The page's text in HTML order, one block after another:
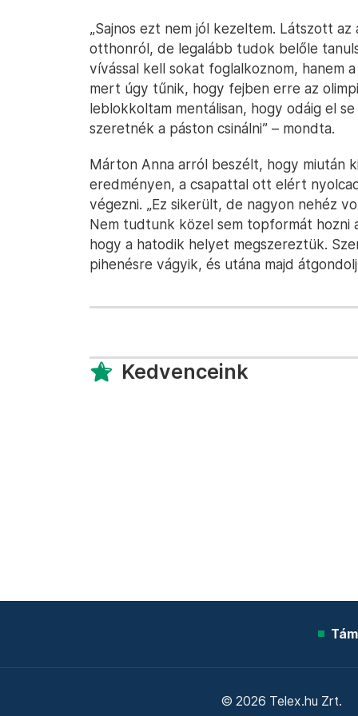
„Sajnos ezt nem jól kezeltem. Látszott
otthonról, de legalább tudok belőle
vívással kell sokat foglalkoznom, hanem
mert úgy tűnik, hogy fejben erre az
leblokkoltam mentálisan, hogy odáig el
szeretnék a páston csinálni” – mondta.
Márton Anna arról beszélt, hogy miután
eredményen, a csapattal ott elért
végezni. „Ez sikerült, de nagyon nehéz
Nem tudtunk közel sem topformát
hogy a hatodik helyet megszereztük.
pihenésre vágyik, és utána majd
Kedvenceink
© 2026 Telex.hu Zrt.